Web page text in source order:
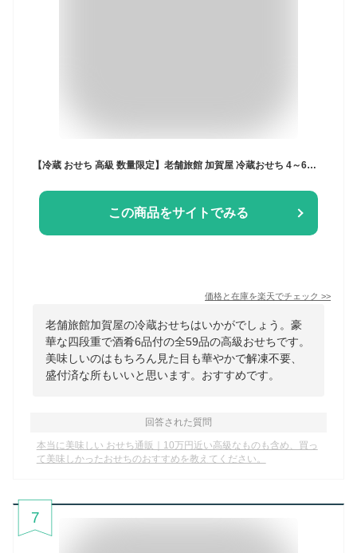
【冷蔵 おせち 高級 数量限定】老舗旅館 加賀屋 冷蔵おせち 4～6人前 和風 豪華四段重 酒肴6品付 全59品 高級おせち 【かがやき】 118年の伝統の味 送料当社負担 解凍不要 盛付済 12/31お届け［おせち料理2025］
この商品をサイトでみる
価格と在庫を楽天でチェック >>
老舗旅館加賀屋の冷蔵おせちはいかがでしょう。豪
華な四段重で酒肴6品付の全59品の高級おせちです。
美味しいのはもちろん見た目も華やかで解凍不要、
盛付済な所もいいと思います。おすすめです。
回答された質問
本当に美味しい おせち通販｜10万円近い高級なものも含め、買っ
て美味しかったおせちのおすすめを教えてください。
7